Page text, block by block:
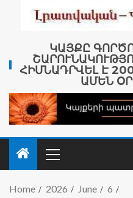
ԿԱՅՔԸ
ՀԻՄՆԱԴՐՎԵԼ Է
ԱՄԵՆ ՕՐ
Home 2026 June
6